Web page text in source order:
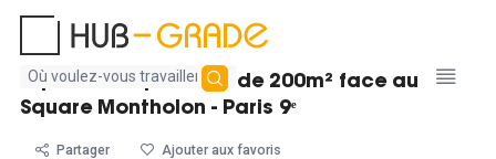
Aucun
résultat
trouvé
Espace indépendant de 200m² face au
Square Montholon - Paris 9ᵉ
Partager Ajouter aux favoris